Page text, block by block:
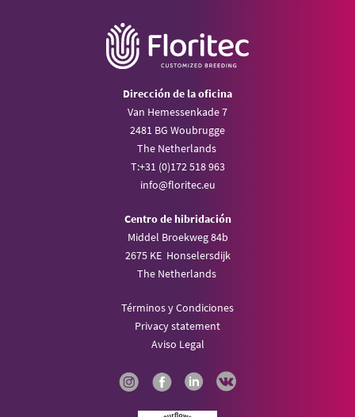
Dirección de la oficina
Van Hemessenkade 7
2481 BG Woubrugge
The Netherlands
T:+31 (0)172 518 963
info@floritec.eu
Centro de hibridación
Middel Broekweg 84b
2675 KE Honselersdijk
The Netherlands
Términos y Condiciones
Privacy statement
Aviso Legal